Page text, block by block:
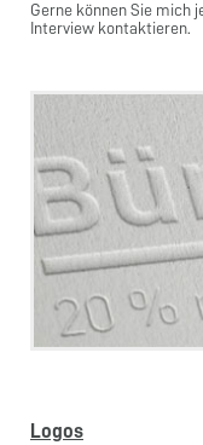
Gerne können Sie mich
Interview kontaktieren.
Logos